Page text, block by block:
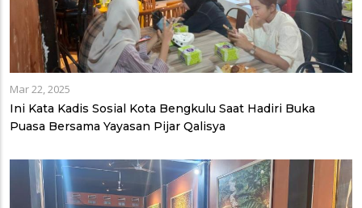
Mar 22, 2025
Ini Kata Kadis Sosial Kota Bengkulu Saat Hadiri Buka
Puasa Bersama Yayasan Pijar Qalisya